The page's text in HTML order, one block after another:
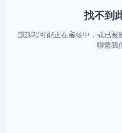
找不到
該課程可能正在審核中，或已被
聯繫我